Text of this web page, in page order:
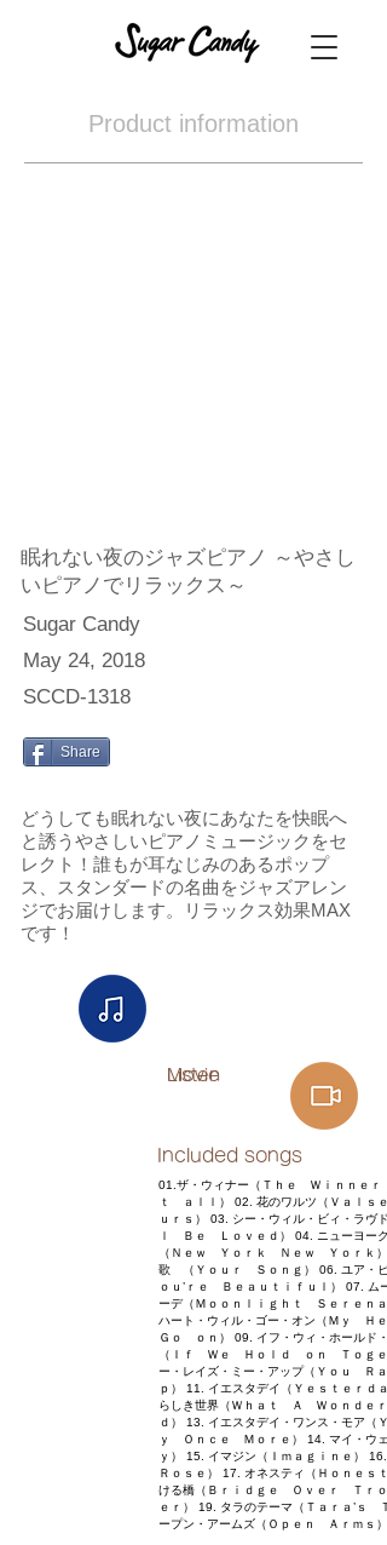
Product information
眠れない夜のジャズピアノ ～やさし
いピアノでリラックス～
Sugar Candy
May 24, 2018
SCCD-1318
Share
どうしても眠れない夜にあなたを快眠へ
と誘うやさしいピアノミュージックをセ
レクト！誰もが耳なじみのあるポップ
ス、スタンダードの名曲をジャズアレン
ジでお届けします。リラックス効果MAX
です！
Listen
Movie
Included songs
01.ザ・ウィナー（Ｔｈｅ Ｗｉｎｎｅ
ｔ ａｌｌ） 02. 花のワルツ（Ｖａｌｓ
ｕｒｓ） 03. シー・ウィル・ビィ・ラヴ
ｌ Ｂｅ Ｌｏｖｅｄ） 04. ニューヨーク
（Ｎｅｗ Ｙｏｒｋ Ｎｅｗ Ｙｏｒｋ）
歌 （Ｙｏｕｒ Ｓｏｎｇ） 06. ユア・ビ
ｏｕ’ｒｅ Ｂｅａｕｔｉｆｕｌ） 07. ム
ーデ（Ｍｏｏｎｌｉｇｈｔ Ｓｅｒｅｎａ
ハート・ウィル・ゴー・オン（Ｍｙ
Ｇｏ ｏｎ） 09. イフ・ウィ・ホールド・
（Ｉｆ Ｗｅ Ｈｏｌｄ ｏｎ Ｔｏｇｅ
ー・レイズ・ミー・アップ（Ｙｏｕ Ｒ
ｐ） 11. イエスタデイ（Ｙｅｓｔｅｒｄ
らしき世界（Ｗｈａｔ Ａ Ｗｏｎｄｅ
ｄ） 13. イエスタデイ・ワンス・モア（
ｙ Ｏｎｃｅ Ｍｏｒｅ） 14. マイ・ウ
ｙ） 15. イマジン（Ｉｍａｇｉｎｅ）
Ｒｏｓｅ） 17. オネスティ（Ｈｏｎｅｓ
ける橋（Ｂｒｉｄｇｅ Ｏｖｅｒ Ｔｒ
ｅｒ） 19. タラのテーマ（Ｔａｒａ’ｓ
ープン・アームズ（Ｏｐｅｎ Ａｒｍｓ）